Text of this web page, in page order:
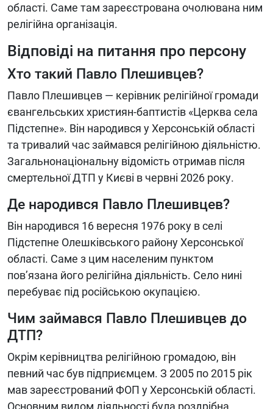
області. Саме там зареєстрована очолювана ним
релігійна організація.
Відповіді на питання про персону
Хто такий Павло Плешивцев?
Павло Плешивцев — керівник релігійної громади
євангельських християн-баптистів «Церква села
Підстепне». Він народився у Херсонській області
та тривалий час займався релігійною діяльністю.
Загальнонаціональну відомість отримав після
смертельної ДТП у Києві в червні 2026 року.
Де народився Павло Плешивцев?
Він народився 16 вересня 1976 року в селі
Підстепне Олешківського району Херсонської
області. Саме з цим населеним пунктом
пов’язана його релігійна діяльність. Село нині
перебуває під російською окупацією.
Чим займався Павло Плешивцев до
ДТП?
Окрім керівництва релігійною громадою, він
певний час був підприємцем. З 2005 по 2015 рік
мав зареєстрований ФОП у Херсонській області.